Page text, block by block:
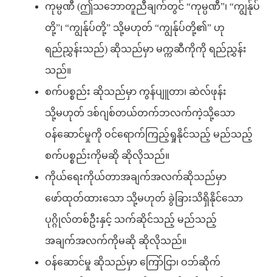
ကုမ္ပဏီ (ဤသဘောတူညီချက်တွင် “ကုမ္ပဏီ”၊ “ကျွန်ုပ်
တို့”၊ “ကျွန်ုပ်တို့” သို့မဟုတ် “ကျွန်ုပ်တို့၏” ဟု
ရည်ညွှန်းသည်) ဆိုသည်မှာ မက္ကဆီကိုကို ရည်ညွှန်း
သည်။
စက်ပစ္စည်း ဆိုသည်မှာ ကွန်ပျူတာ၊ ဆဲလ်ဖုန်း
သို့မဟုတ် ဒစ်ဂျစ်တယ်တက်ဘလက်ကဲ့သို့သော
ဝန်ဆောင်မှုကို ဝင်ရောက်ကြည့်ရှုနိုင်သည့် မည်သည့်
စက်ပစ္စည်းကိုမဆို ဆိုလိုသည်။
ကိုယ်ရေးကိုယ်တာအချက်အလက်ဆိုသည်မှာ
ဖော်ထုတ်ထားသော သို့မဟုတ် ခွဲခြားသိရှိနိုင်သော
ပုဂ္ဂိုလ်တစ်ဦးနှင့် သက်ဆိုင်သည့် မည်သည့်
အချက်အလက်ကိုမဆို ဆိုလိုသည်။
ဝန်ဆောင်မှု ဆိုသည်မှာ ကြော်ငြာ၊ ဝဘ်ဆိုက်